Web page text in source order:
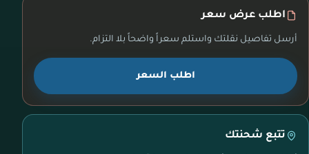
اطلب عرض سعر
أرسل تفاصيل نقلتك واستلم سعراً واضحاً بلا التزام.
اطلب السعر
تتبع شحنتك